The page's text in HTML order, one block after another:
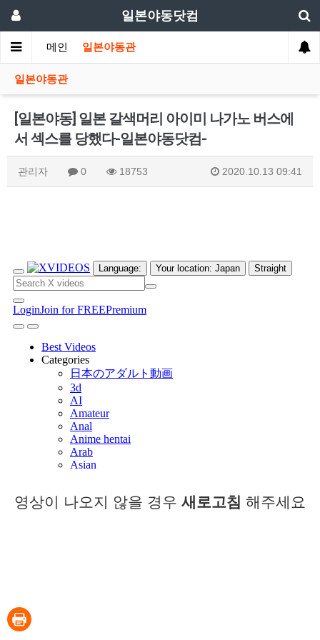
일본야동닷컴
메인 일본야동관
일본야동관
[일본야동] 일본 갈색머리 아이미 나가노 버스에
서 섹스를 당했다-일본야동닷컴-
관리자 0 18753 2020.10.13 09:41
영상이 나오지 않을 경우 새로고침 해주세요